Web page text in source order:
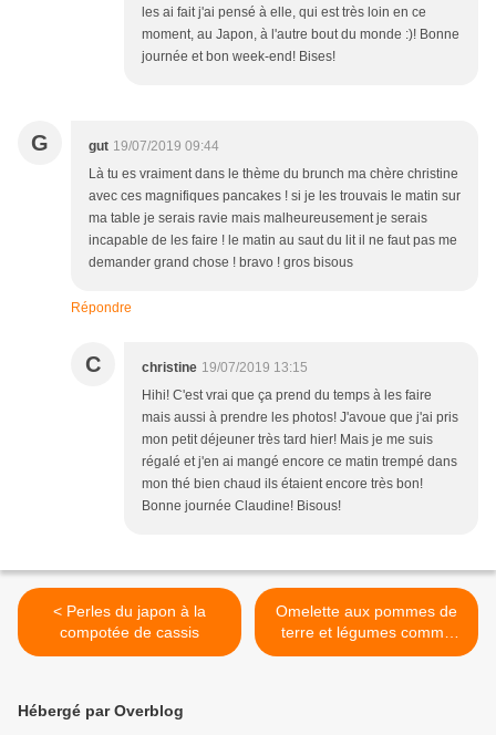
les ai fait j'ai pensé à elle, qui est très loin en ce
moment, au Japon, à l'autre bout du monde :)! Bonne
journée et bon week-end! Bises!
G gut 19/07/2019 09:44
Là tu es vraiment dans le thème du brunch ma chère christine
avec ces magnifiques pancakes ! si je les trouvais le matin sur
ma table je serais ravie mais malheureusement je serais
incapable de les faire ! le matin au saut du lit il ne faut pas me
demander grand chose ! bravo ! gros bisous
Répondre
C christine 19/07/2019 13:15
Hihi! C'est vrai que ça prend du temps à les faire
mais aussi à prendre les photos! J'avoue que j'ai pris
mon petit déjeuner très tard hier! Mais je me suis
régalé et j'en ai mangé encore ce matin trempé dans
mon thé bien chaud ils étaient encore très bon!
Bonne journée Claudine! Bisous!
< Perles du japon à la
compotée de cassis
Omelette aux pommes de
terre et légumes comme
une tortilla >
Hébergé par Overblog